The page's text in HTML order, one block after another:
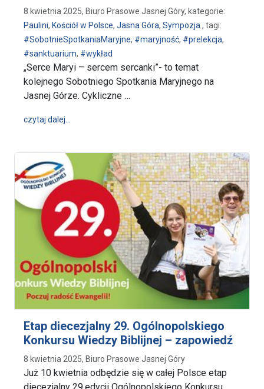
8 kwietnia 2025, Biuro Prasowe Jasnej Góry, kategorie:
Paulini, Kościół w Polsce, Jasna Góra, Sympozja , tagi:
#SobotnieSpotkaniaMaryjne, #maryjność, #prelekcja,
#sanktuarium, #wykład
„Serce Maryi – sercem sercanki”- to temat
kolejnego Sobotniego Spotkania Maryjnego na
Jasnej Górze. Cykliczne …
czytaj dalej…
Etap diecezjalny 29. Ogólnopolskiego
Konkursu Wiedzy Biblijnej – zapowiedź
8 kwietnia 2025, Biuro Prasowe Jasnej Góry
Już 10 kwietnia odbędzie się w całej Polsce etap